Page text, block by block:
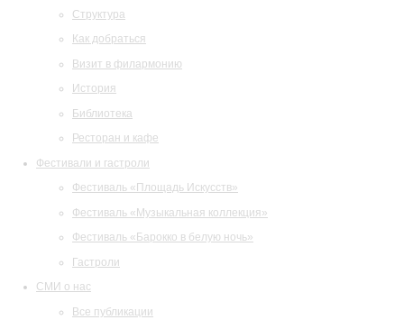
Структура
Как добраться
Визит в филармонию
История
Библиотека
Ресторан и кафе
Фестивали и гастроли
Фестиваль «Площадь Искусств»
Фестиваль «Музыкальная коллекция»
Фестиваль «Барокко в белую ночь»
Гастроли
СМИ о нас
Все публикации